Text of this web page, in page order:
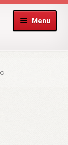
Menu